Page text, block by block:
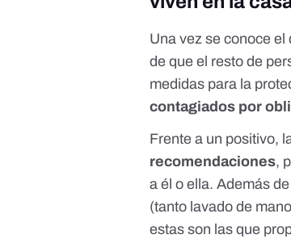
Una vez se conoce
de que el resto de
medidas para la
contagiados por
Frente a un positivo,
recomendaciones,
a él o ella. Además
(tanto lavado de
estas son las que